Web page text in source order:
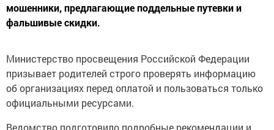
мошенники, предлагающие поддельные путевки и
фальшивые скидки.
Министерство просвещения Российской Федерации
призывает родителей строго проверять информацию
об организациях перед оплатой и пользоваться только
официальными ресурсами.
Ведомство подготовило подробные рекомендации и